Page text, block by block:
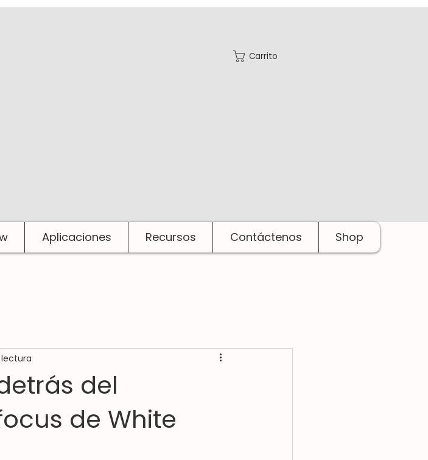
Carrito
Aplicaciones Recursos Contáctenos Shop
del
de White